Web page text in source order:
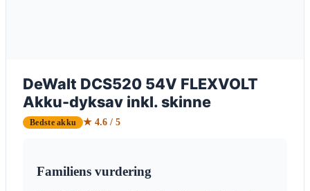
DeWalt DCS520 54V FLEXVOLT
Akku-dyksav inkl. skinne
Bedste akku ★ 4.6 / 5
Familiens vurdering